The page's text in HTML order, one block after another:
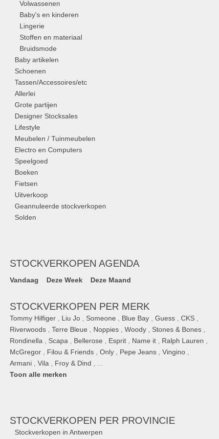
Volwassenen
Baby's en kinderen
Lingerie
Stoffen en materiaal
Bruidsmode
Baby artikelen
Schoenen
Tassen/Accessoires/etc
Allerlei
Grote partijen
Designer Stocksales
Lifestyle
Meubelen / Tuinmeubelen
Electro en Computers
Speelgoed
Boeken
Fietsen
Uitverkoop
Geannuleerde stockverkopen
Solden
STOCKVERKOPEN AGENDA
Vandaag Deze Week Deze Maand
STOCKVERKOPEN PER MERK
Tommy Hilfiger Liu Jo Someone Blue Bay Guess CKS
Riverwoods
Terre Bleue Noppies Woody Stones & Bones
Rondinella
Scapa Bellerose Esprit Name it Ralph Lauren
McGregor
Filou & Friends Only Pepe Jeans Vingino
Armani
Vila Froy & Dind
Toon alle merken
STOCKVERKOPEN PER PROVINCIE
Stockverkopen in Antwerpen